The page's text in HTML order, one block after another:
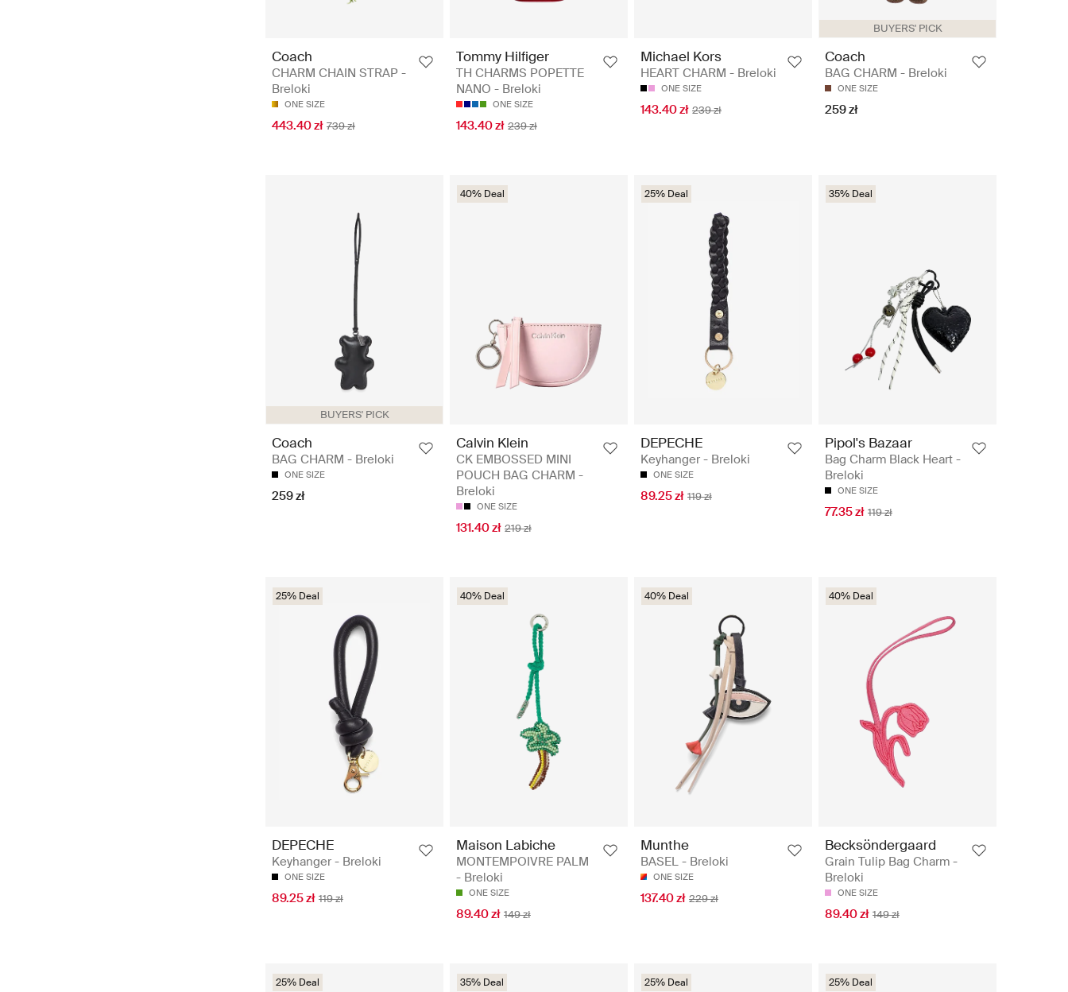
Coach
CHARM CHAIN STRAP -
Breloki
ONE SIZE
443.40 zł 739 zł
Tommy Hilfiger
TH CHARMS POPETTE
NANO - Breloki
ONE SIZE
143.40 zł 239 zł
Michael Kors
HEART CHARM - Breloki
ONE SIZE
143.40 zł 239 zł
BUYERS' PICK
Coach
BAG CHARM - Breloki
ONE SIZE
259 zł
BUYERS' PICK
Coach
BAG CHARM - Breloki
ONE SIZE
259 zł
40% Deal
Calvin Klein
CK EMBOSSED MINI
POUCH BAG CHARM -
Breloki
ONE SIZE
131.40 zł 219 zł
25% Deal
DEPECHE
Keyhanger - Breloki
ONE SIZE
89.25 zł 119 zł
35% Deal
Pipol's Bazaar
Bag Charm Black Heart -
Breloki
ONE SIZE
77.35 zł 119 zł
25% Deal
DEPECHE
Keyhanger - Breloki
ONE SIZE
89.25 zł 119 zł
40% Deal
Maison Labiche
MONTEMPOIVRE PALM
- Breloki
ONE SIZE
89.40 zł 149 zł
40% Deal
Munthe
BASEL - Breloki
ONE SIZE
137.40 zł 229 zł
40% Deal
Becksöndergaard
Grain Tulip Bag Charm -
Breloki
ONE SIZE
89.40 zł 149 zł
25% Deal 35% Deal 25% Deal 25% Deal